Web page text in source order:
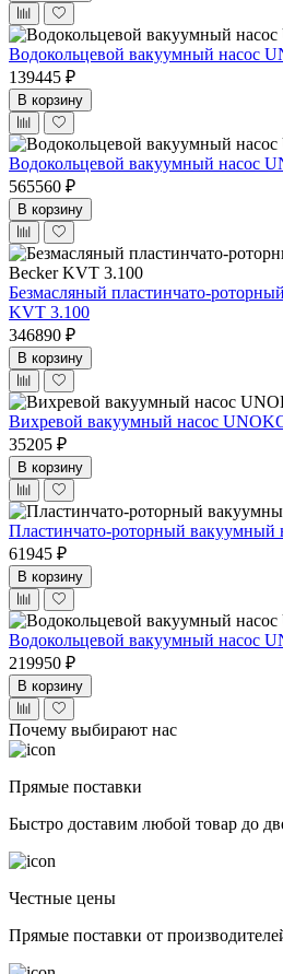
Водокольцевой вакуумный насос
139445 ₽
В корзину
Водокольцевой вакуумный насос
565560 ₽
В корзину
Безмасляный пластинчато-
KVT 3.100
346890 ₽
В корзину
Вихревой вакуумный насос
35205 ₽
В корзину
Пластинчато-роторный вакуумный
61945 ₽
В корзину
Водокольцевой вакуумный насос
219950 ₽
В корзину
Почему выбирают нас
Прямые поставки
Быстро доставим любой товар до
Честные цены
Прямые поставки от